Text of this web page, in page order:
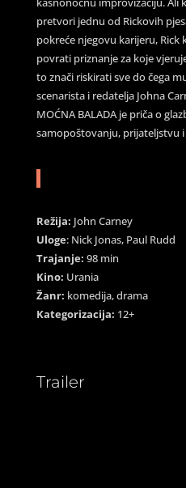
pretvori jednu od Rickovih
pokreće njegovu karijeru, Rick
povrati priznanje za koje
to znači riskirati sve do čega
scenarista i redatelja Johna
MOĆNA BALADA je priča o
samopoštovanju, prijateljstvu i
Režija: John Carney
Uloge: Nick Jonas, Paul Rudd
Trajanje: 98 min
Kino: Urania
Žanr: komedija, drama
Kategorizacija: 12+
Trailer